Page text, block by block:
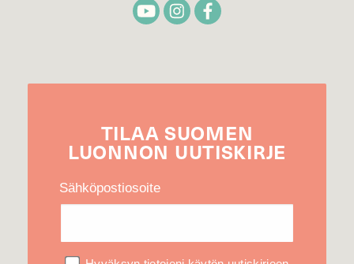
TILAA SUOMEN
LUONNON UUTIS­KIRJE
Sähköpostiosoite